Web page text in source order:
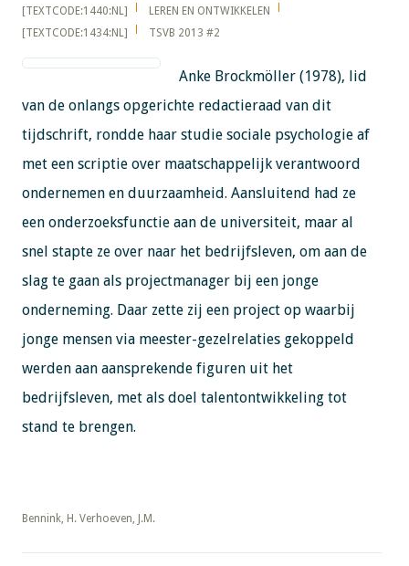
[TEXTCODE:1440:NL]
LEREN EN ONTWIKKELEN
[TEXTCODE:1434:NL]
TSVB 2013 #2
Anke Brockmöller (1978), lid
van de onlangs opgerichte redactieraad van dit
tijdschrift, rondde haar studie sociale psychologie af
met een scriptie over maatschappelijk verantwoord
ondernemen en duurzaamheid. Aansluitend had ze
een onderzoeksfunctie aan de universiteit, maar al
snel stapte ze over naar het bedrijfsleven, om aan de
slag te gaan als projectmanager bij een jonge
onderneming. Daar zette zij een project op waarbij
jonge mensen via meester-gezelrelaties gekoppeld
werden aan aansprekende figuren uit het
bedrijfsleven, met als doel talentontwikkeling tot
stand te brengen.
​​​​​​​Bennink, H. Verhoeven, J.M.